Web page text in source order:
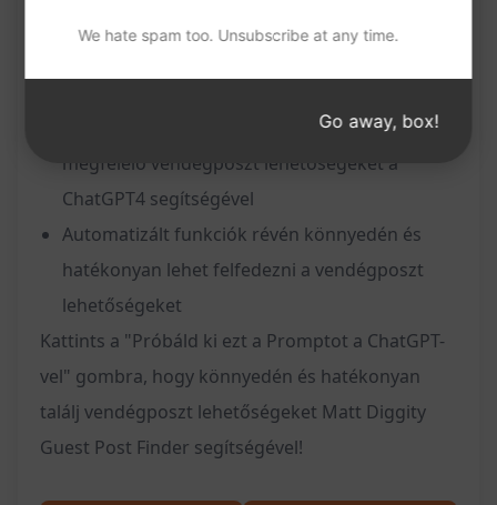
Gyors és egyszerű módon lehet megtalálni a
megfelelő vendégposzt lehetőségeket a
ChatGPT4 segítségével
Automatizált funkciók révén könnyedén és
hatékonyan lehet felfedezni a vendégposzt
lehetőségeket
Kattints a "Próbáld ki ezt a Promptot a ChatGPT-
vel" gombra, hogy könnyedén és hatékonyan
találj vendégposzt lehetőségeket Matt Diggity
Guest Post Finder segítségével!
We hate spam too. Unsubscribe at any time.
Go away, box!